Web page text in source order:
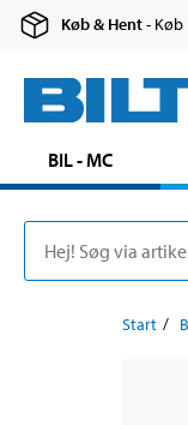
Køb & Hent-
BIL - MC
Start